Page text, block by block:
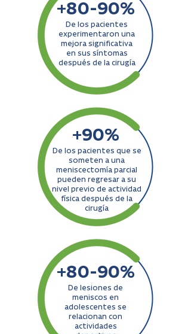
+80-90%
De los pacientes
experimentaron una
mejora significativa
en sus síntomas
después de la cirugía
De los pacientes que se
someten a una
meniscectomía parcial
pueden regresar a su
nivel previo de actividad
física después de la
cirugía
+90%
+80-90%
De lesiones de
meniscos en
adolescentes se
relacionan con
actividades